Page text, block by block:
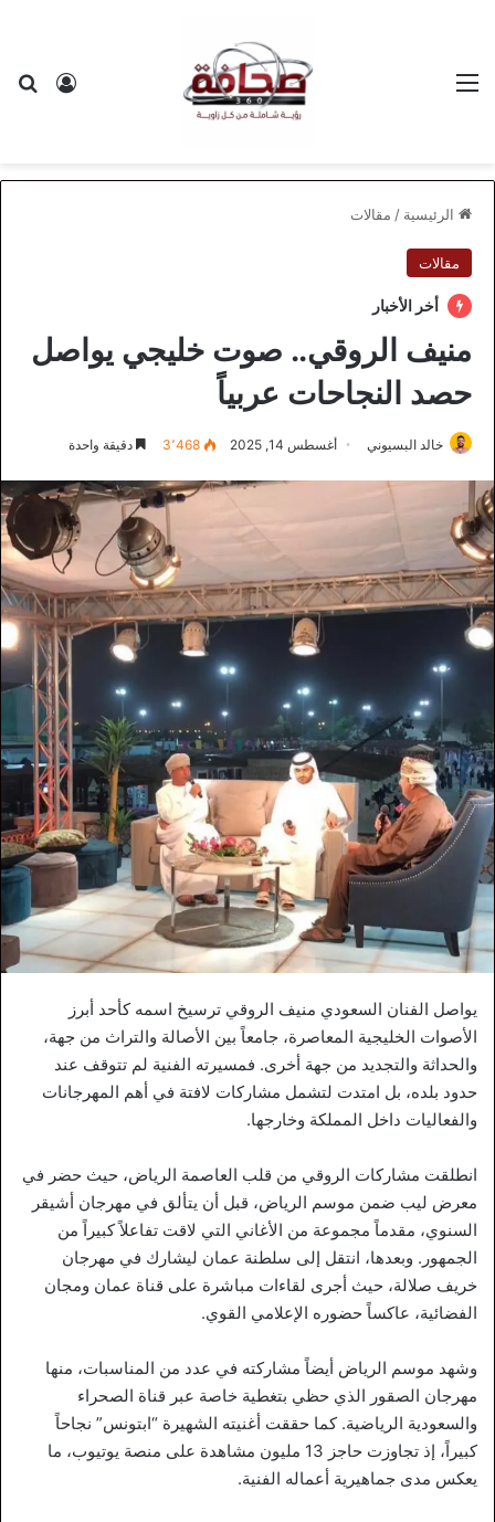
الرئيسية / مقالات
مقالات
أخر الأخبار
منيف الروقي.. صوت خليجي يواصل
حصد النجاحات عربياً
خالد البسيوني أغسطس 14, 2025 3٬468 دقيقة واحدة
يواصل الفنان السعودي منيف الروقي ترسيخ اسمه كأحد أبرز
الأصوات الخليجية المعاصرة، جامعاً بين الأصالة والتراث من جهة،
والحداثة والتجديد من جهة أخرى. فمسيرته الفنية لم تتوقف عند
حدود بلده، بل امتدت لتشمل مشاركات لافتة في أهم المهرجانات
والفعاليات داخل المملكة وخارجها.
انطلقت مشاركات الروقي من قلب العاصمة الرياض، حيث حضر في
معرض ليب ضمن موسم الرياض، قبل أن يتألق في مهرجان أشيقر
السنوي، مقدماً مجموعة من الأغاني التي لاقت تفاعلاً كبيراً من
الجمهور. وبعدها، انتقل إلى سلطنة عمان ليشارك في مهرجان
خريف صلالة، حيث أجرى لقاءات مباشرة على قناة عمان ومجان
الفضائية، عاكساً حضوره الإعلامي القوي.
وشهد موسم الرياض أيضاً مشاركته في عدد من المناسبات، منها
مهرجان الصقور الذي حظي بتغطية خاصة عبر قناة الصحراء
والسعودية الرياضية. كما حققت أغنيته الشهيرة “ابتونس” نجاحاً
كبيراً، إذ تجاوزت حاجز 13 مليون مشاهدة على منصة يوتيوب، ما
يعكس مدى جماهيرية أعماله الفنية.